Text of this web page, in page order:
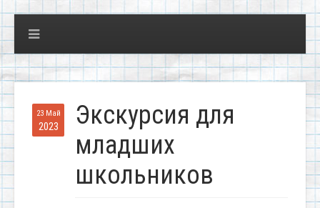
23 Май
2023
Экскурсия для
младших
школьников